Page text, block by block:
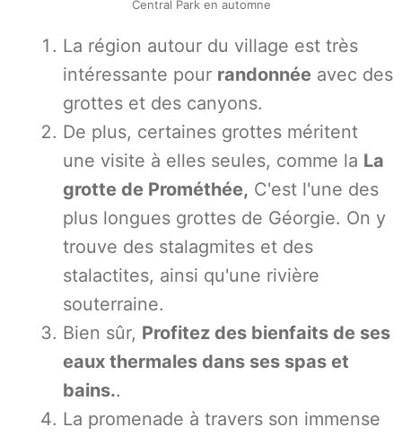
Central Park en automne
La région autour du village est très
intéressante pour randonnée avec des
grottes et des canyons.
De plus, certaines grottes méritent
une visite à elles seules, comme la La
grotte de Prométhée, C'est l'une des
plus longues grottes de Géorgie. On y
trouve des stalagmites et des
stalactites, ainsi qu'une rivière
souterraine.
Bien sûr, Profitez des bienfaits de ses
eaux thermales dans ses spas et
bains..
La promenade à travers son immense